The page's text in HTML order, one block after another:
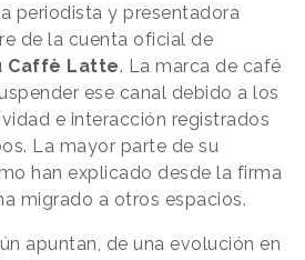
periodista y presentadora
de la cuenta oficial de
Caffè Latte. La marca de café
ese canal debido a los
e interacción registrados
La mayor parte de su
han explicado desde la firma
migrado a otros espacios.
apuntan, de una evolución en